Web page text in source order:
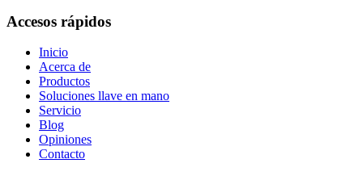
Accesos rápidos
Inicio
Acerca de
Productos
Soluciones llave en mano
Servicio
Blog
Opiniones
Contacto